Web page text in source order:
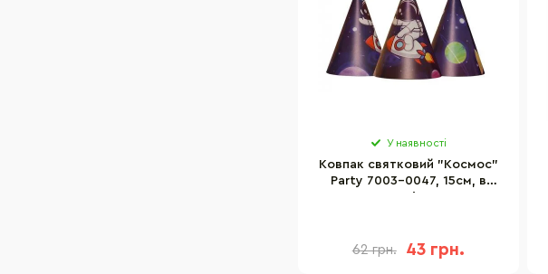
У наявності
Ковпак святковий "Космос"
Party 7003-0047, 15см, в
62 грн. 43 грн.